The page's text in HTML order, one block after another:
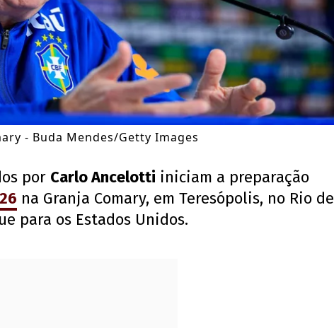
- Buda Mendes/Getty Images
por Carlo Ancelotti iniciam a preparação
na Granja Comary, em Teresópolis, no Rio de
para os Estados Unidos.